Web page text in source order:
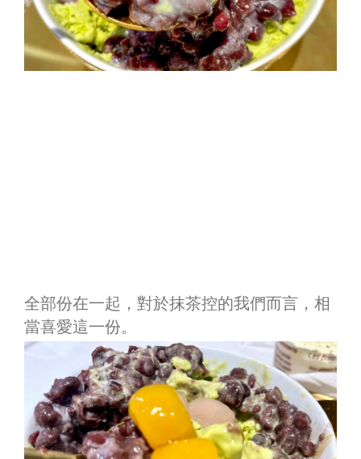
全部份在一起，對於抹茶控的我們而言，相
當喜愛這一份。